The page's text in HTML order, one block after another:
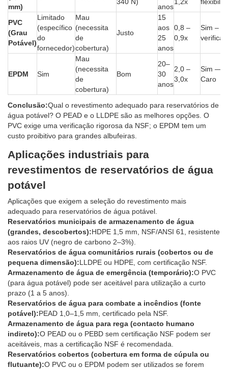
mm)
anos
PVC
(Grau
Potável)
Limitado
(específico
do
fornecedor)
Mau
(necessita
de
cobertura)
Justo
15
aos
25
anos
0,8 –
0,9x
Sim –
EPDM Sim
Mau
(necessita
de
cobertura)
Bom
20–
30
anos
2,0 –
3,0x
Sim —
Caro
Conclusão:Qual o revestimento adequado para reservatórios de
água potável? O PEAD e o LLDPE são as melhores opções. O
PVC exige uma verificação rigorosa da NSF; o EPDM tem um
custo proibitivo para grandes albufeiras.
Aplicações industriais para
revestimentos de reservatórios de água
potável
Aplicações que exigem a seleção do revestimento mais
adequado para reservatórios de água potável.
Reservatórios municipais de armazenamento de água
(grandes, descobertos):HDPE 1,5 mm, NSF/ANSI 61, resistente
aos raios UV (negro de carbono 2–3%).
Reservatórios de água comunitários rurais (cobertos ou de
pequena dimensão):LLDPE ou HDPE, com certificação NSF.
Armazenamento de água de emergência (temporário):O PVC
(para água potável) pode ser aceitável para utilização a curto
prazo (1 a 5 anos).
Reservatórios de água para combate a incêndios (fonte
potável):PEAD 1,0–1,5 mm, certificado pela NSF.
Armazenamento de água para rega (contacto humano
indireto):O PEAD ou o PEBD sem certificação NSF podem ser
aceitáveis, mas a certificação NSF é recomendada.
Reservatórios cobertos (cobertura em forma de cúpula ou
flutuante):O PVC ou o EPDM podem ser utilizados se forem